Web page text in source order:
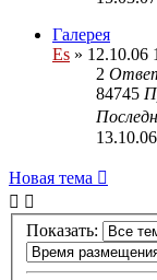
Галерея
Es » 12.10.06
2
84745
Новая тема
Показать: